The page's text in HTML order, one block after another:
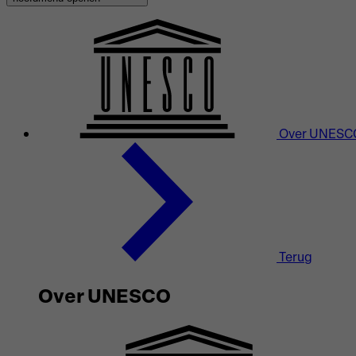
Over
Terug
Over UNESCO